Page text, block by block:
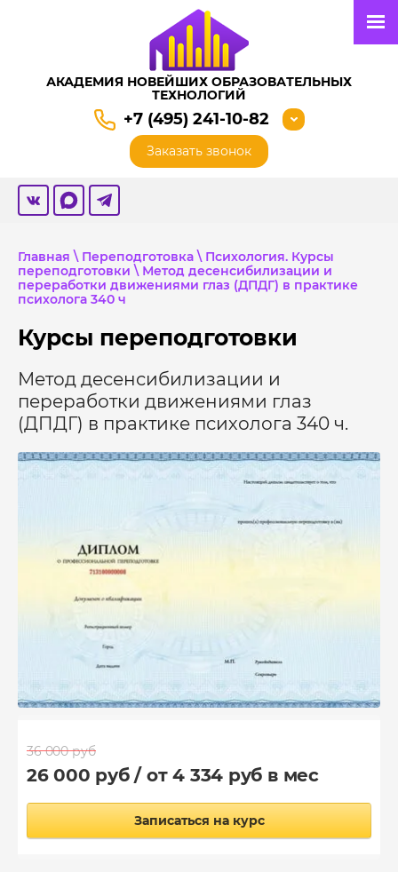
АКАДЕМИЯ НОВЕЙШИХ ОБРАЗОВАТЕЛЬНЫХ
ТЕХНОЛОГИЙ
+7 (495) 241-10-82
Заказать звонок
Главная \ Переподготовка \ Психология. Курсы
переподготовки \ Метод десенсибилизации и
переработки движениями глаз (ДПДГ) в практике
психолога 340 ч
Курсы переподготовки
Метод десенсибилизации и
переработки движениями глаз
(ДПДГ) в практике психолога 340 ч.
36 000 руб
26 000 руб / от 4 334 руб в мес
Записаться на курс